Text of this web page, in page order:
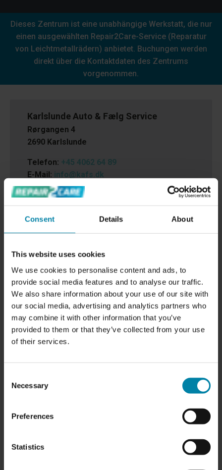
Consent Details About
This website uses cookies
We use cookies to personalise content and ads, to
provide social media features and to analyse our traffic.
We also share information about your use of our site with
our social media, advertising and analytics partners who
may combine it with other information that you’ve
provided to them or that they’ve collected from your use
of their services.
Selection
Necessary
Preferences
Statistics
Dieses Zentrum ist eine unabhängige Werkstatt, die nur
einen ausgewählten Repair2Care-Service (Reparatur
von Leichtmetallrädern) anbietet. Buchungen werden
direkt über die Kontaktdaten des Zentrums
vorgenommen.
Karlslunde Auto & Fælg Service
Rørgangen 4
2690 Karlslunde
Telefon: +45 4062 64 89
E-Mail: info@kafs.dk
Cvr.nr.:42571814
ÖFFNUNGSZEITEN:
Dienstag:7.30 Uhr - 16.30 Uhr
Donnerstag:
Sonntag:Geschlossen